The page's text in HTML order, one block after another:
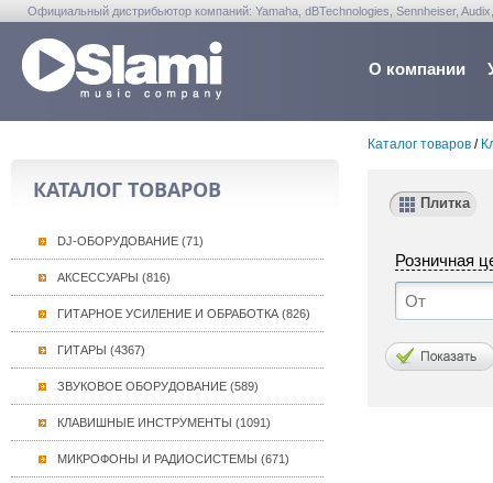
Официальный дистрибьютор компаний: Yamaha, dBTechnologies, Sennheiser,
О компании
КАТАЛОГ ТОВАРОВ
DJ-ОБОРУДОВАНИЕ (71)
АКСЕССУАРЫ (816)
ГИТАРНОЕ УСИЛЕНИЕ И ОБРАБОТКА (826)
ГИТАРЫ (4367)
ЗВУКОВОЕ ОБОРУДОВАНИЕ (589)
КЛАВИШНЫЕ ИНСТРУМЕНТЫ (1091)
МИКРОФОНЫ И РАДИОСИСТЕМЫ (671)
Каталог товаров/
Плитка
Розничная